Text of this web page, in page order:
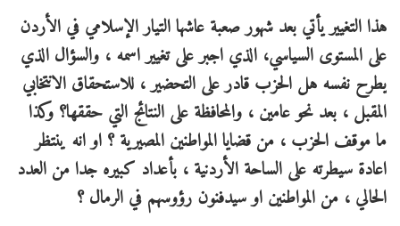
هذا التغيير يأتي بعد شهور صعبة عاشها التيار الإسلامي في الأردن
على المستوى السياسي، الذي اجبر على تغيير اسمه ، والسؤال الذي
يطرح نفسه هل الحزب قادر على التحضير ، للاستحقاق الانتخابي
المقبل ، بعد نحو عامين ، والمحافظة على النتائج التي حققها؟ وكذا
ما موقف الحزب ، من قضايا المواطنين المصيرية ؟ او انه ينتظر
اعادة سيطرته على الساحة الأردنية ، بأعداد كبيره جدا من العدد
الحالي ، من المواطنين او سيدفنون رؤوسهم في الرمال ؟